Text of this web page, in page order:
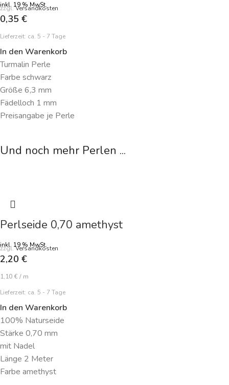
inkl. 19 % MwSt.
zzgl.Versandkosten
0,35 €
Lieferzeit: ca. 5 - 7 Tage
In den Warenkorb
Turmalin Perle
Farbe schwarz
Größe 6,3 mm
Fädelloch 1 mm
Preisangabe je Perle
Und noch mehr Perlen ...
Perlseide 0,70 amethyst
inkl. 19 % MwSt.
zzgl.Versandkosten
2,20 €
1,10 € / m
Lieferzeit: ca. 5 - 7 Tage
In den Warenkorb
100% Naturseide
Stärke 0,70 mm
mit Nadel
Länge 2 Meter
Farbe amethyst